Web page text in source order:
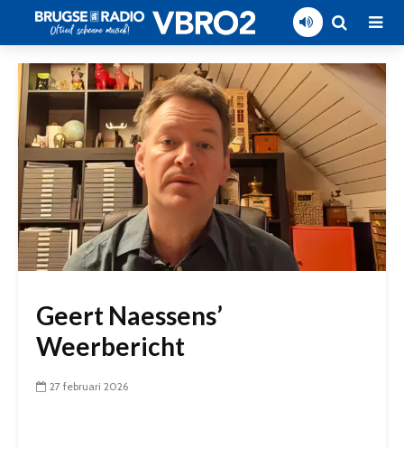
Geert Naessens’
Weerbericht
27 februari 2026